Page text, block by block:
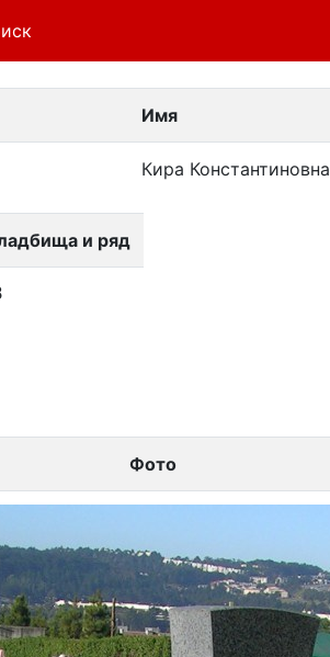
Имя
Кира Константиновна
и ряд
Фото